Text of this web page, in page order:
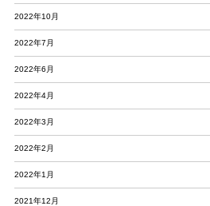
2022年10月
2022年7月
2022年6月
2022年4月
2022年3月
2022年2月
2022年1月
2021年12月